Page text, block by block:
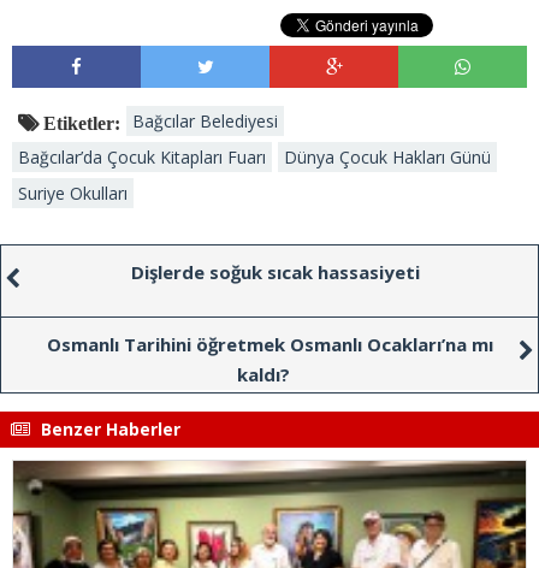
Etiketler:
Bağcılar Belediyesi
Bağcılar’da Çocuk Kitapları Fuarı
Dünya Çocuk Hakları Günü
Suriye Okulları
Dişlerde soğuk sıcak hassasiyeti
Osmanlı Tarihini öğretmek Osmanlı Ocakları’na mı
kaldı?
Benzer Haberler